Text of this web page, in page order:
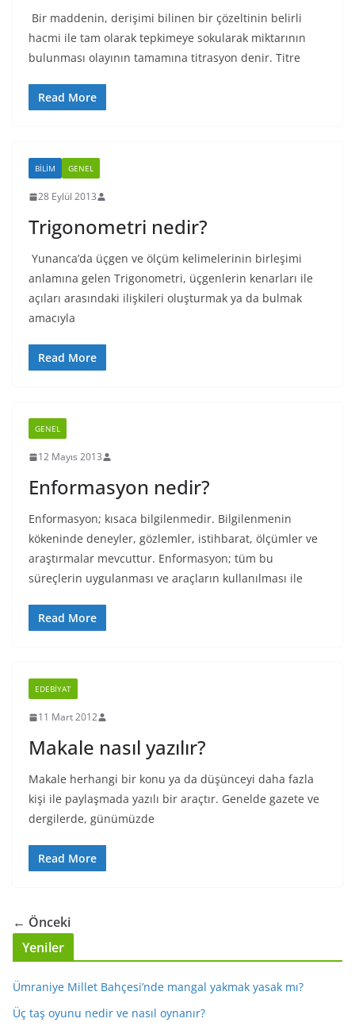
Bir maddenin, derişimi bilinen bir çözeltinin belirli
hacmi ile tam olarak tepkimeye sokularak miktarının
bulunması olayının tamamına titrasyon denir. Titre
Read More
BILIM GENEL
28 Eylül 2013
Trigonometri nedir?
Yunanca’da üçgen ve ölçüm kelimelerinin birleşimi
anlamına gelen Trigonometri, üçgenlerin kenarları ile
açıları arasındaki ilişkileri oluşturmak ya da bulmak
amacıyla
Read More
GENEL
12 Mayıs 2013
Enformasyon nedir?
Enformasyon; kısaca bilgilenmedir. Bilgilenmenin
kökeninde deneyler, gözlemler, istihbarat, ölçümler ve
araştırmalar mevcuttur. Enformasyon; tüm bu
süreçlerin uygulanması ve araçların kullanılması ile
Read More
EDEBIYAT
11 Mart 2012
Makale nasıl yazılır?
Makale herhangi bir konu ya da düşünceyi daha fazla
kişi ile paylaşmada yazılı bir araçtır. Genelde gazete ve
dergilerde, günümüzde
Read More
← Önceki
Yeniler
Ümraniye Millet Bahçesi’nde mangal yakmak yasak mı?
Üç taş oyunu nedir ve nasıl oynanır?